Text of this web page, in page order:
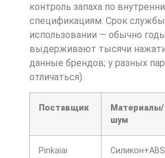
контроль запаха по
спецификациям. Срок
использовании — обычно
выдерживают тысячи
данные брендов; у разных
отличаться).
Поставщик
Материалы/
шум
Pinkaiai
Силикон+ABS